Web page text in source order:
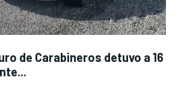
de Carabineros detuvo a 16